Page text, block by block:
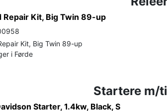
Repair Kit, Big Twin 89-up
Kit, Big Twin 89-up
i Førde
Startere m/
Starter, 1.4kw, Black, S